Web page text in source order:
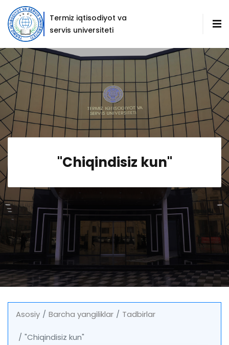
Termiz iqtisodiyot va
servis universiteti
"Chiqindisiz kun"
Asosiy Barcha yangiliklar Tadbirlar
"Chiqindisiz kun"